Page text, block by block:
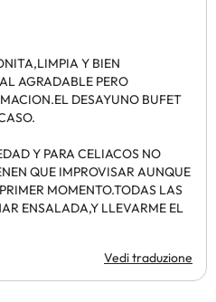
Y BIEN
AGRADABLE PERO
DESAYUNO BUFET
Y PARA CELIACOS NO
QUE IMPROVISAR AUNQUE
MOMENTO.TODAS LAS
ENSALADA,Y LLEVARME EL
Vedi traduzione